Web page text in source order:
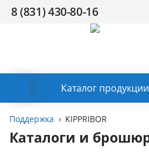
8 (831) 430-80-16
Каталог продукции
Компания
Поддержка KIPPRIBOR
Каталоги и